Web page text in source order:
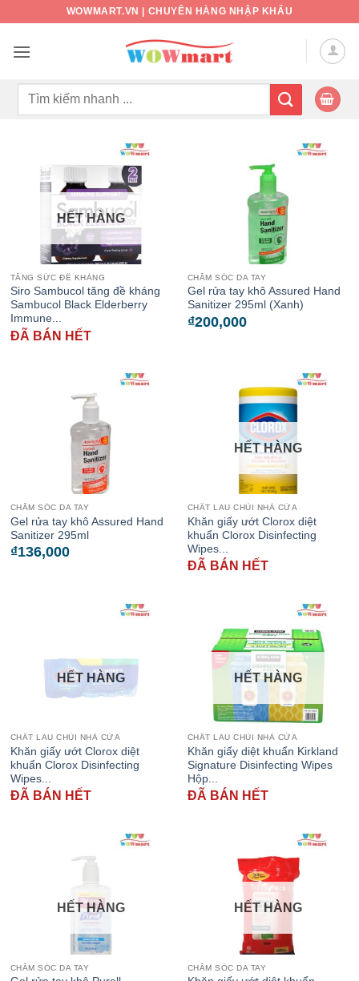
nội
WOWMART.VN | CHUYÊN HÀNG NHẬP KHẨU
Tìm
HẾT HÀNG
TĂNG SỨC ĐỀ KHÁNG
Siro Sambucol tăng đề kháng
Sambucol Black Elderberry
Immune...
ĐÃ BÁN HẾT
CHĂM SÓC DA TAY
Gel rửa tay khô Assured Hand
Sanitizer 295ml (Xanh)
₫200,000
CHĂM SÓC DA TAY
Gel rửa tay khô Assured Hand
Sanitizer 295ml
₫136,000
HẾT HÀNG
CHẤT LAU CHÙI NHÀ CỬA
Khăn giấy ướt Clorox diệt
khuẩn Clorox Disinfecting
Wipes...
ĐÃ BÁN HẾT
HẾT HÀNG
CHẤT LAU CHÙI NHÀ CỬA
Khăn giấy ướt Clorox diệt
khuẩn Clorox Disinfecting
Wipes...
ĐÃ BÁN HẾT
HẾT HÀNG
CHẤT LAU CHÙI NHÀ CỬA
Khăn giấy diệt khuẩn Kirkland
Signature Disinfecting Wipes
Hộp...
ĐÃ BÁN HẾT
HẾT HÀNG
CHĂM SÓC DA TAY
HẾT HÀNG
CHĂM SÓC DA TAY